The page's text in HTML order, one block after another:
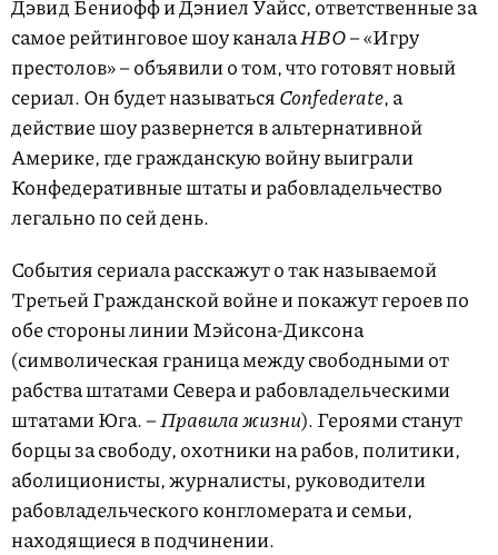
Дэвид Бениофф и Дэниел Уайсс, ответственные за
самое рейтинговое шоу каналаHBO– «Игру
престолов» – объявили о том, что готовят новый
сериал. Он будет называтьсяConfederate, а
действие шоу развернется в альтернативной
Америке, где гражданскую войну выиграли
Конфедеративные штаты и рабовладельчество
легально по сей день.
События сериала расскажут о так называемой
Третьей Гражданской войне и покажут героев по
обе стороны линии Мэйсона-Диксона
(символическая граница между свободными от
рабства штатами Севера и рабовладельческими
штатами Юга. –Правила жизни). Героями станут
борцы за свободу, охотники на рабов, политики,
аболиционисты, журналисты, руководители
рабовладельческого конгломерата и семьи,
находящиеся в подчинении.